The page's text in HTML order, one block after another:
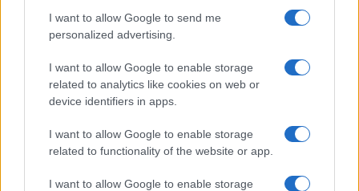
I want to allow Google to send me
personalized advertising.
I want to allow Google to enable storage
related to analytics like cookies on web or
device identifiers in apps.
I want to allow Google to enable storage
related to functionality of the website or app.
I want to allow Google to enable storage
La Reserva Federal aprueba la adquisición de Webster Bank
por parte de Banco Santander